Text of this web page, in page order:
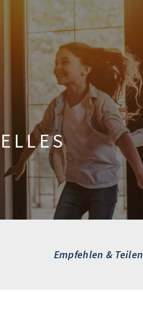
Empfehlen & Teilen